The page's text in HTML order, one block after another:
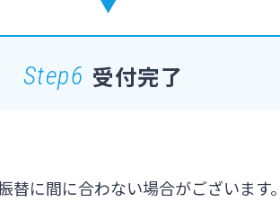
Step6 受付完了
に間に合わない場合がございます。